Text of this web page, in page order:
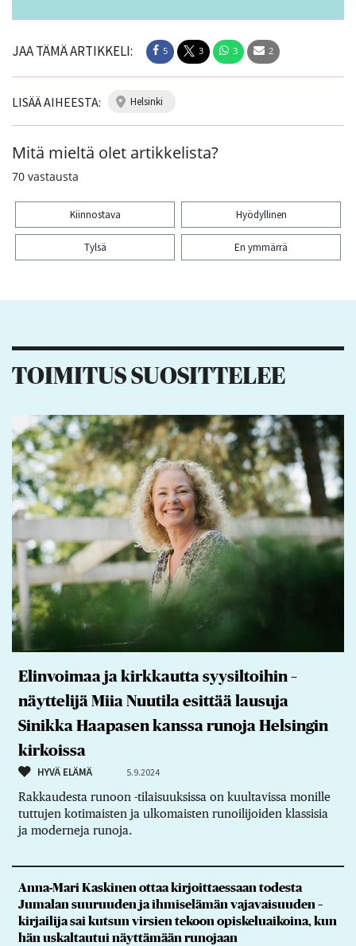
JAA TÄMÄ ARTIKKELI: 5 3 3 2
LISÄÄ AIHEESTA: helsinki
Mitä mieltä olet artikkelista?
70 vastausta
Kiinnostava Hyödyllinen
Tylsä En ymmärrä
TOIMITUS SUOSITTELEE
Elinvoimaa ja kirkkautta syysiltoihin –
näyttelijä Miia Nuutila esittää lausuja
Sinikka Haapasen kanssa runoja Helsingin
kirkoissa
HYVÄ ELÄMÄ 5.9.2024
Rakkaudesta runoon -tilaisuuksissa on kuultavissa monille
tuttujen kotimaisten ja ulkomaisten runoilijoiden klassisia
ja moderneja runoja.
Anna-Mari Kaskinen ottaa kirjoittaessaan todesta
Jumalan suuruuden ja ihmiselämän vajavaisuuden –
kirjailija sai kutsun virsien tekoon opiskeluaikoina, kun
hän uskaltautui näyttämään runojaan